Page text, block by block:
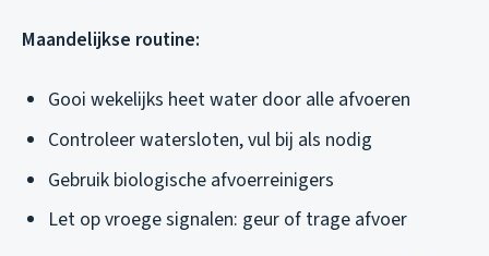
Maandelijkse routine:
Gooi wekelijks heet water door alle afvoeren
Controleer watersloten, vul bij als nodig
Gebruik biologische afvoerreinigers
Let op vroege signalen: geur of trage afvoer